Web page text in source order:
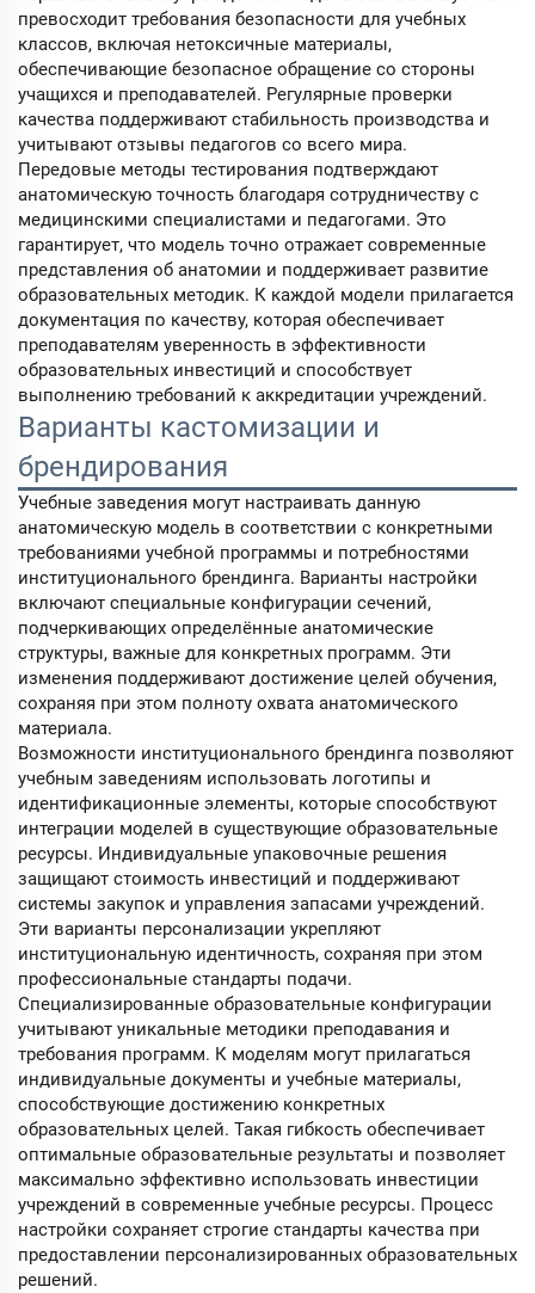
превосходит требования безопасности для учебных
классов, включая нетоксичные материалы,
обеспечивающие безопасное обращение со стороны
учащихся и преподавателей. Регулярные проверки
качества поддерживают стабильность производства и
учитывают отзывы педагогов со всего мира.
Передовые методы тестирования подтверждают
анатомическую точность благодаря сотрудничеству с
медицинскими специалистами и педагогами. Это
гарантирует, что модель точно отражает современные
представления об анатомии и поддерживает развитие
образовательных методик. К каждой модели прилагается
документация по качеству, которая обеспечивает
преподавателям уверенность в эффективности
образовательных инвестиций и способствует
выполнению требований к аккредитации учреждений.
Варианты кастомизации и
брендирования
Учебные заведения могут настраивать данную
анатомическую модель в соответствии с конкретными
требованиями учебной программы и потребностями
институционального брендинга. Варианты настройки
включают специальные конфигурации сечений,
подчеркивающих определённые анатомические
структуры, важные для конкретных программ. Эти
изменения поддерживают достижение целей обучения,
сохраняя при этом полноту охвата анатомического
материала.
Возможности институционального брендинга позволяют
учебным заведениям использовать логотипы и
идентификационные элементы, которые способствуют
интеграции моделей в существующие образовательные
ресурсы. Индивидуальные упаковочные решения
защищают стоимость инвестиций и поддерживают
системы закупок и управления запасами учреждений.
Эти варианты персонализации укрепляют
институциональную идентичность, сохраняя при этом
профессиональные стандарты подачи.
Специализированные образовательные конфигурации
учитывают уникальные методики преподавания и
требования программ. К моделям могут прилагаться
индивидуальные документы и учебные материалы,
способствующие достижению конкретных
образовательных целей. Такая гибкость обеспечивает
оптимальные образовательные результаты и позволяет
максимально эффективно использовать инвестиции
учреждений в современные учебные ресурсы. Процесс
настройки сохраняет строгие стандарты качества при
предоставлении персонализированных образовательных
решений.